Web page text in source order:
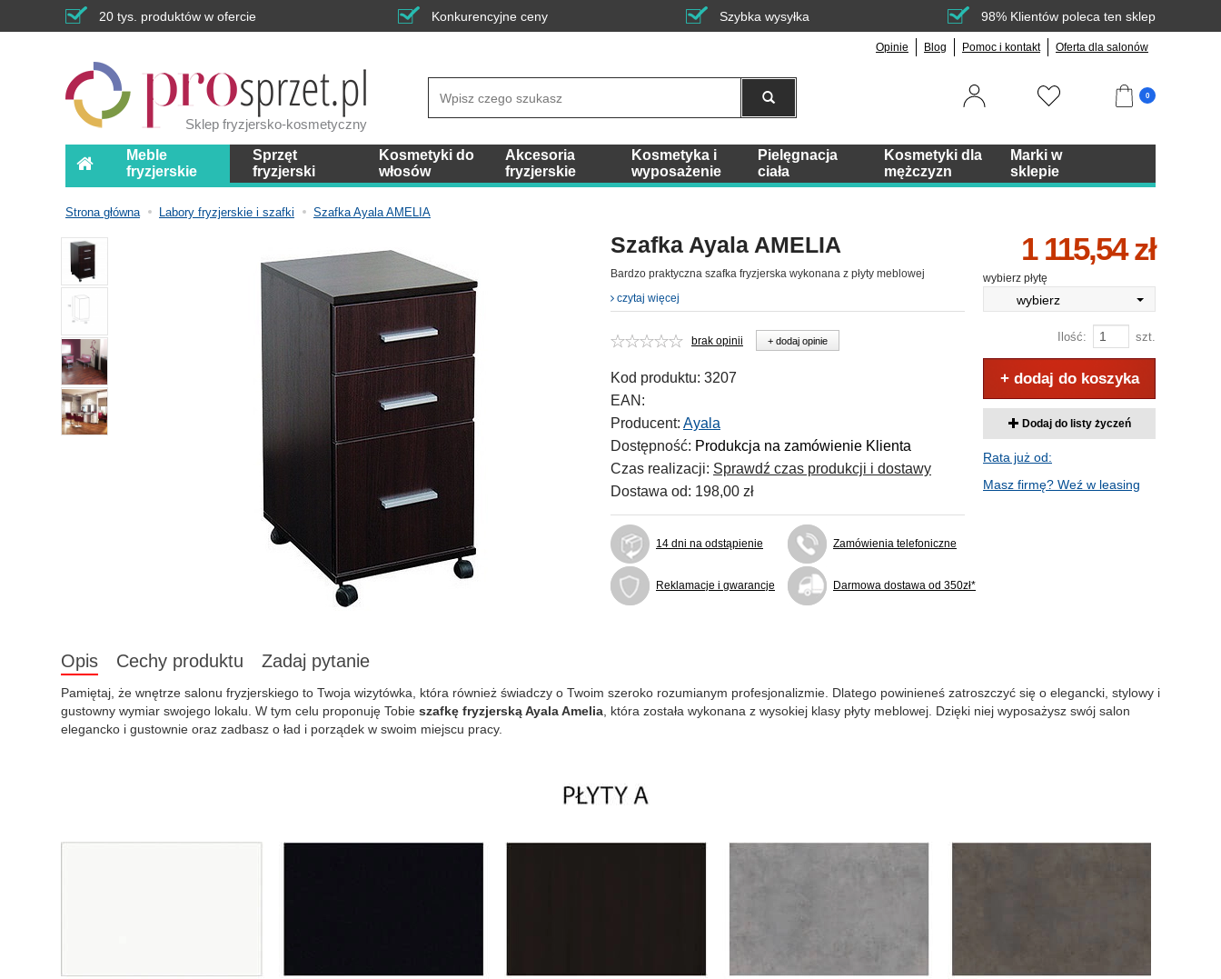
20 tys. produktów w ofercie Konkurencyjne ceny Szybka wysyłka 98% Klientów poleca ten sklep
Opinie Blog Pomoc i kontakt Oferta dla salonów
Sklep fryzjersko-kosmetyczny
0
Meble
fryzjerskie
Sprzęt
fryzjerski
Kosmetyki do
włosów
Akcesoria
fryzjerskie
Kosmetyka i
wyposażenie
Pielęgnacja
ciała
Kosmetyki dla
mężczyzn
Marki w
sklepie
Strona główna Labory fryzjerskie i szafki Szafka Ayala AMELIA
Szafka Ayala AMELIA
Bardzo praktyczna szafka fryzjerska wykonana z płyty meblowej
czytaj więcej
brak opinii + dodaj opinie
Kod produktu: 3207
EAN:
Producent: Ayala
Dostępność: Produkcja na zamówienie Klienta
Czas realizacji: Sprawdź czas produkcji i dostawy
Dostawa od: 198,00 zł
14 dni na odstąpienie Zamówienia telefoniczne
Reklamacje i gwarancje Darmowa dostawa od 350zł*
1 115,54 zł
wybierz płytę
wybierz
Ilość: szt.
+ dodaj do koszyka
Dodaj do listy życzeń
Rata już od:
Masz firmę? Weź w leasing
Opis Cechy produktu Zadaj pytanie
Pamiętaj, że wnętrze salonu fryzjerskiego to Twoja wizytówka, która również świadczy o Twoim szeroko rozumianym profesjonalizmie. Dlatego powinieneś zatroszczyć się o elegancki, stylowy i
gustowny wymiar swojego lokalu. W tym celu proponuję Tobie szafkę fryzjerską Ayala Amelia , która została wykonana z wysokiej klasy płyty meblowej. Dzięki niej wyposażysz swój salon
elegancko i gustownie oraz zadbasz o ład i porządek w swoim miejscu pracy.